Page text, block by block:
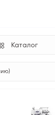
Каталог